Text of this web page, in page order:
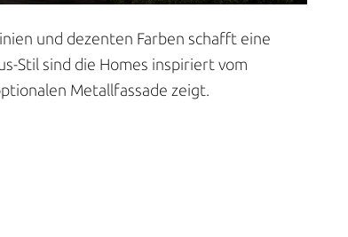
und dezenten Farben schafft eine
Stil sind die Homes inspiriert vom
Metallfassade zeigt.